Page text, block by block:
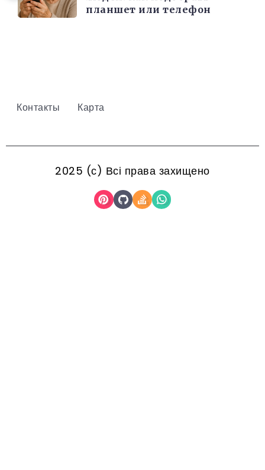
планшет или телефон
Контакты Карта
2025 (с) Всі права захищено